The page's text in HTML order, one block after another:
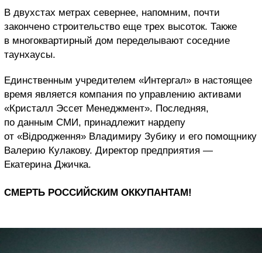
В двухстах метрах севернее, напомним, почти
закончено строительство еще трех высоток. Также
в многоквартирный дом переделывают соседние
таунхаусы.
Единственным учредителем «Интергал» в настоящее
время является компания по управлению активами
«Кристалл Эссет Менеджмент». Последняя,
по данным СМИ, принадлежит нардепу
от «Відродження» Владимиру Зубику и его помощнику
Валерию Кулакову. Директор предприятия —
Екатерина Джичка.
СМЕРТЬ РОССИЙСКИМ ОККУПАНТАМ!